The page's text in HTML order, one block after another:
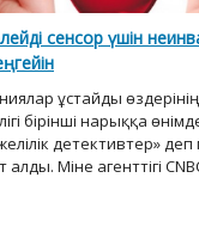
сенсор үшін
ұстайды өздерінің
бірінші нарыққа
детективтер»
Міне агенттігі